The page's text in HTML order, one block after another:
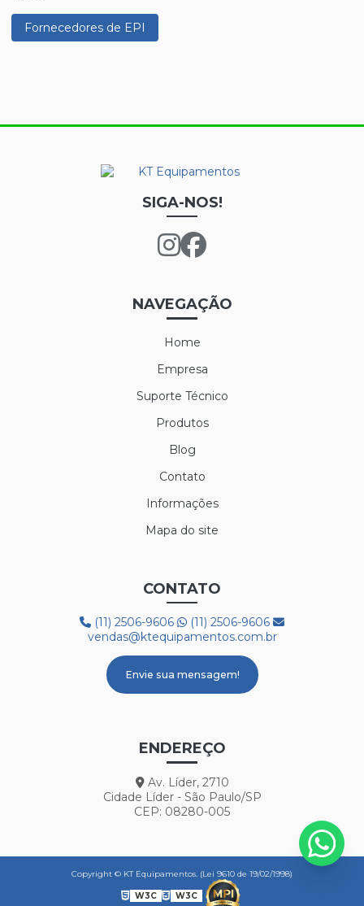
Fornecedores de EPI
SIGA-NOS!
NAVEGAÇÃO
Home
Empresa
Suporte Técnico
Produtos
Blog
Contato
Informações
Mapa do site
CONTATO
(11) 2506-9606
(11) 2506-9606
vendas@ktequipamentos.com.br
Envie sua mensagem!
ENDEREÇO
Av. Líder, 2710
Cidade Líder - São Paulo/SP
CEP: 08280-005
Copyright © KT Equipamentos. (Lei 9610 de 19/02/1998)
W3C W3C